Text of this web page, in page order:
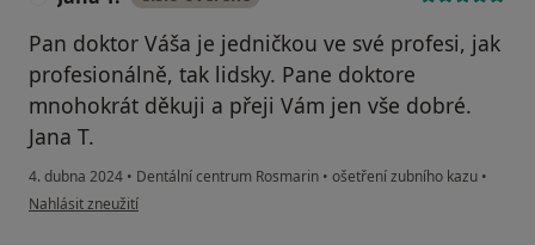
Pan doktor Váša je jedničkou ve své profesi, jak
profesionálně, tak lidsky. Pane doktore
mnohokrát děkuji a přeji Vám jen vše dobré.
Jana T.
4. dubna 2024 • Dentální centrum Rosmarin • ošetření zubního kazu •
podle názoru uživatele Jana T.
Nahlásit zneužití